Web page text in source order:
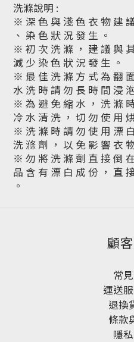
洗滌說明 :
※ 深 色 與 淺 色 衣 物 建
、 染 色 狀 況 發 生 。
※ 初 次 洗 滌 ， 建 議 與
減 少 染 色 狀 況 發 生 。
※ 最 佳 洗 滌 方 式 為 翻
水 洗 時 請 勿 長 時 間 浸
※ 為 避 免 縮 水 ， 洗 滌
冷 水 清 洗 ， 切 勿 使 用
※ 洗 滌 時 請 勿 使 用 漂
洗 滌 劑 ， 以 免 影 響 衣
※ 勿 將 洗 滌 劑 直 接 倒
品 含 有 漂 白 成 份 ， 直
。
顧
常
運送
退換
條款
隱